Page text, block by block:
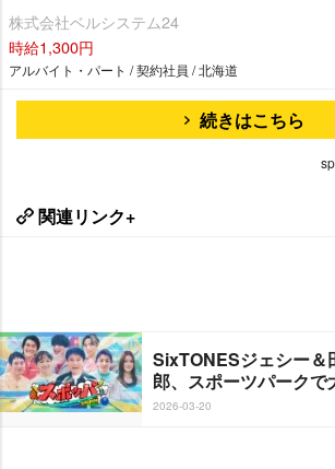
株式会社ベルシステム24
時給1,300円
アルバイト・パート / 契約社員 / 北海道
続きはこちら
関連リンク+
SixTONESジェシー＆
郎、スポーツパークで
2026-03-20